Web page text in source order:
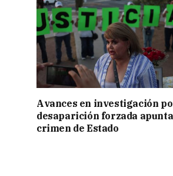
Avances en investigación
desaparición forzada
crimen de Estado